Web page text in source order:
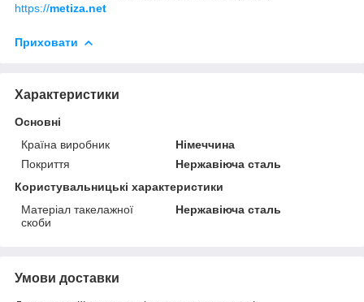
https://metiza.net
Приховати
Характеристики
Основні
Країна виробник
Німеччина
Покриття
Нержавіюча сталь
Користувальницькі характеристики
Матеріал такелажної
скоби
Нержавіюча сталь
Умови доставки